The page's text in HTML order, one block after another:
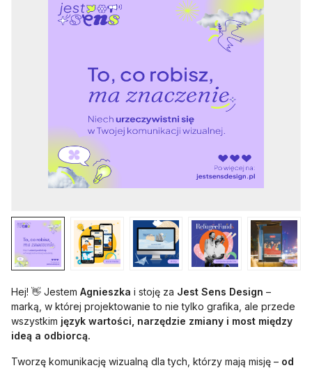
Hej! 👋 Jestem Agnieszka i stoję za Jest Sens Design –
marką, w której projektowanie to nie tylko grafika, ale przede
wszystkim język wartości, narzędzie zmiany i most między
ideą a odbiorcą.
Tworzę komunikację wizualną dla tych, którzy mają misję – od